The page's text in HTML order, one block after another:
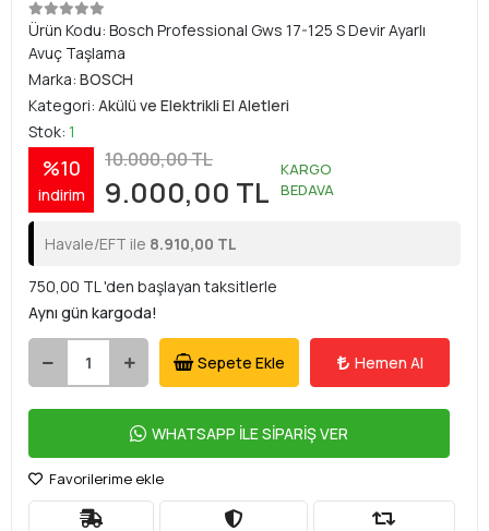
Ürün Kodu: Bosch Professional Gws 17-125 S Devir Ayarlı
Avuç Taşlama
Marka: BOSCH
Kategori: Akülü ve Elektrikli El Aletleri
Stok: 1
%10
indirim
10.000,00 TL
9.000,00 TL
KARGO
BEDAVA
Havale/EFT ile 8.910,00 TL
750,00 TL 'den başlayan taksitlerle
Aynı gün kargoda!
Sepete Ekle Hemen Al
WHATSAPP İLE SİPARİŞ VER
Favorilerime ekle